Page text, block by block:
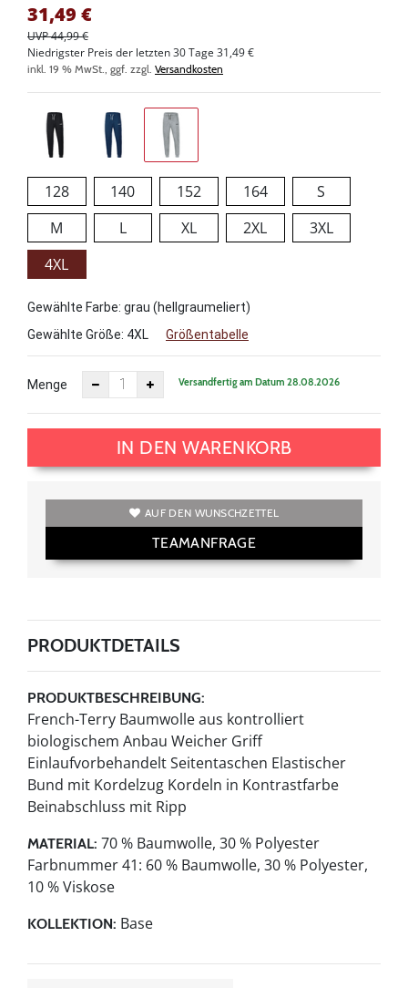
31,49 €
UVP 44,99 €
Niedrigster Preis der letzten 30 Tage 31,49 €
inkl. 19 % MwSt., ggf. zzgl. Versandkosten
128 140 152 164
S
M
L XL 2XL
3XL
4XL
Gewählte Farbe: grau (hellgraumeliert)
Gewählte Größe: 4XL Größentabelle
Menge Versandfertig am Datum 28.08.2026
IN DEN WARENKORB
AUF DEN WUNSCHZETTEL
TEAMANFRAGE
PRODUKTDETAILS
PRODUKTBESCHREIBUNG:
French-Terry Baumwolle aus kontrolliert
biologischem Anbau Weicher Griff
Einlaufvorbehandelt Seitentaschen Elastischer
Bund mit Kordelzug Kordeln in Kontrastfarbe
Beinabschluss mit Ripp
MATERIAL: 70 % Baumwolle, 30 % Polyester
Farbnummer 41: 60 % Baumwolle, 30 % Polyester,
10 % Viskose
KOLLEKTION: Base